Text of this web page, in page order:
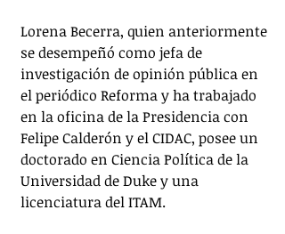
Lorena Becerra, quien anteriormente
se desempeñó como jefa de
investigación de opinión pública en
el periódico Reforma y ha trabajado
en la oficina de la Presidencia con
Felipe Calderón y el CIDAC, posee un
doctorado en Ciencia Política de la
Universidad de Duke y una
licenciatura del ITAM.